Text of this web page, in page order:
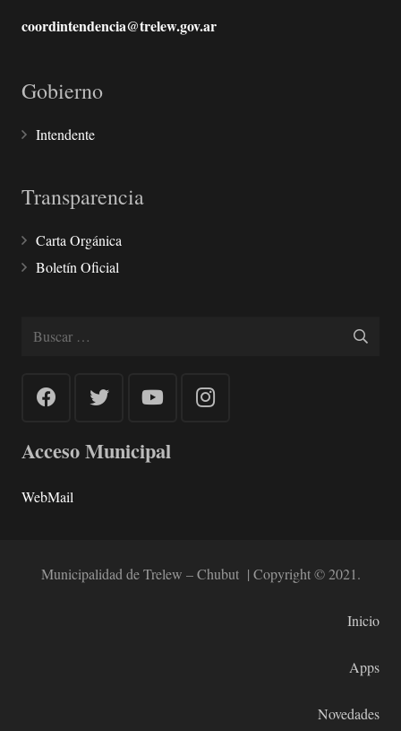
coordintendencia@trelew.gov.ar
Gobierno
Intendente
Transparencia
Carta Orgánica
Boletín Oficial
Buscar:
Acceso Municipal
WebMail
Municipalidad de Trelew – Chubut | Copyright © 2021.
Inicio
Apps
Novedades